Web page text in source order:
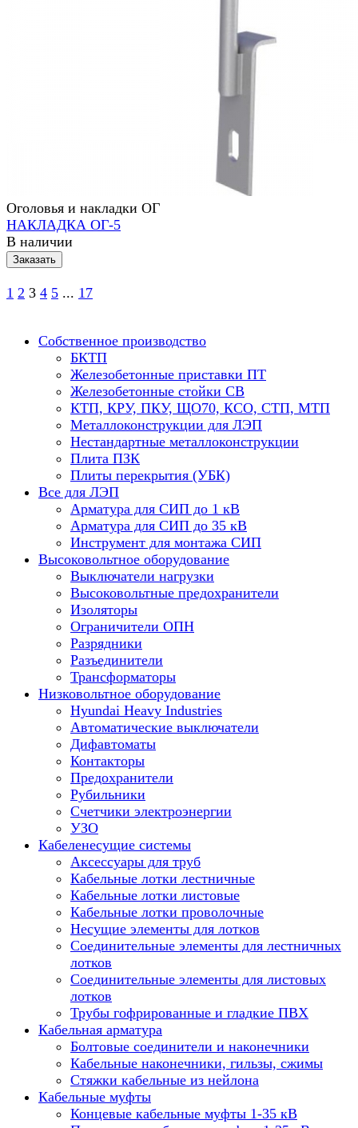
Оголовья и накладки ОГ
НАКЛАДКА ОГ-5
В наличии
Заказать
1 2 3 4 5 ... 17
Собственное производство
БКТП
Железобетонные приставки ПТ
Железобетонные стойки СВ
КТП, КРУ, ПКУ, ЩО70, КСО, СТП, МТП
Металлоконструкции для ЛЭП
Нестандартные металлоконструкции
Плита ПЗК
Плиты перекрытия (УБК)
Все для ЛЭП
Арматура для СИП до 1 кВ
Арматура для СИП до 35 кВ
Инструмент для монтажа СИП
Высоковольтное оборудование
Выключатели нагрузки
Высоковольтные предохранители
Изоляторы
Ограничители ОПН
Разрядники
Разъединители
Трансформаторы
Низковольтное оборудование
Hyundai Heavy Industries
Автоматические выключатели
Дифавтоматы
Контакторы
Предохранители
Рубильники
Счетчики электроэнергии
УЗО
Кабеленесущие системы
Аксессуары для труб
Кабельные лотки лестничные
Кабельные лотки листовые
Кабельные лотки проволочные
Несущие элементы для лотков
Соединительные элементы для лестничных
лотков
Соединительные элементы для листовых
лотков
Трубы гофрированные и гладкие ПВХ
Кабельная арматура
Болтовые соединители и наконечники
Кабельные наконечники, гильзы, сжимы
Стяжки кабельные из нейлона
Кабельные муфты
Концевые кабельные муфты 1-35 кВ